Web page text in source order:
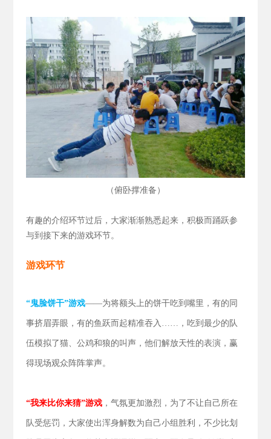
（俯卧撑准备 ）
有趣的介绍环节过后，大家渐渐熟悉起来，积极而踊跃参
与到接下来的游戏环节。
游戏环节
“鬼脸饼干”游戏——为将额头上的饼干吃到嘴里，有的同
事挤眉弄眼，有的鱼跃而起精准吞入……，吃到最少的队
伍模拟了猫、公鸡和狼的叫声，他们解放天性的表演，赢
得现场观众阵阵掌声。
“我来比你来猜”游戏，气氛更加激烈，为了不让自己所在
队受惩罚，大家使出浑身解数为自己小组胜利，不少比划